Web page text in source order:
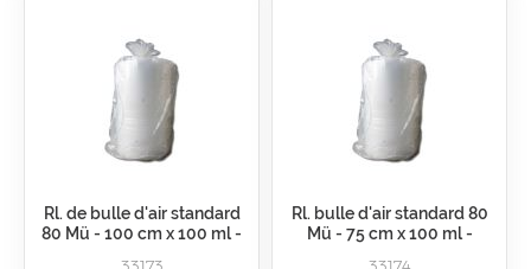
Rl. de bulle d'air standard
80 Mü - 100 cm x 100 ml -
Rl. bulle d'air standard 80
Mü - 75 cm x 100 ml -